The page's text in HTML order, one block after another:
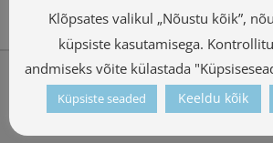
Meist
ALŪKSNE
Ojāra Vācieša iela 1, Alūksne, Alūksnes
Klõpsates valikul „Nõustu kõik”,
küpsiste kasutamisega.
andmiseks võite külastada
Küpsiste seaded Keeldu kõik